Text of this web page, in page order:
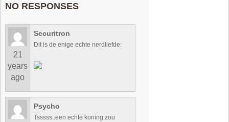
NO RESPONSES
21
years
ago
Securitron
Dit is de enige echte nerdliefde:
Psycho
Tsssss..een echte koning zou